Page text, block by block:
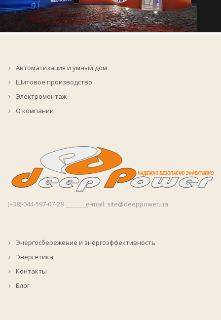
Автоматизация и умный дом
Щитовое производство
Электромонтаж
О компании
(+38)-044-597-07-28 _______e-mail: site@deeppower.ua
Энергосбережение и энергоэффективность
Энергетика
Контакты
Блог